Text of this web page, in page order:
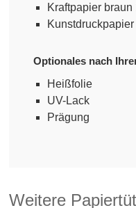
Kraftpapier braun
Optionales nach
Heißfolie
UV-Lack
Prägung
Weitere